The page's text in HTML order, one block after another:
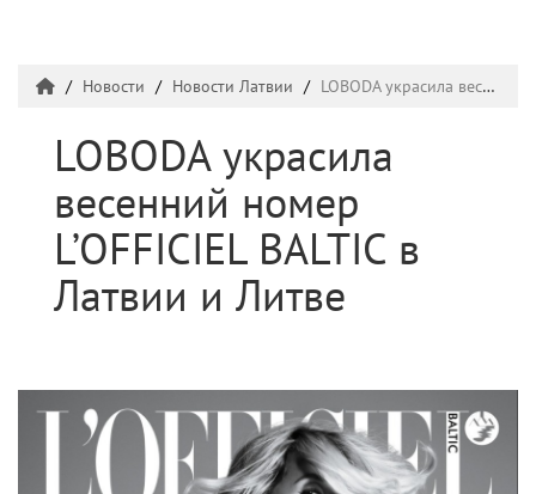
Новости Новости Латвии LOBODA украсила весенний номер L’OFFICIEL BALTIC в Латвии и Литве
LOBODA украсила
весенний номер
L’OFFICIEL BALTIC в
Латвии и Литве